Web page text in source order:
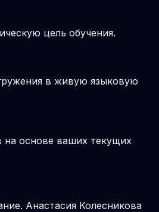
цель обучения.
в живую языковую
на основе ваших текущих
Анастасия Колесникова